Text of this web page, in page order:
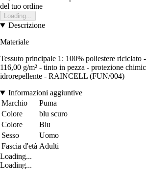
del tuo ordine
Loading...
Descrizione
Materiale
Tessuto principale 1: 100% poliestere riciclato
116,00 g/m² - tinto in pezza - protezione
idrorepellente - RAINCELL (FUN/004)
Informazioni aggiuntive
Marchio
Puma
Colore
blu scuro
Colore
Blu
Sesso
Uomo
Fascia d'età Adulti
Loading...
Loading...